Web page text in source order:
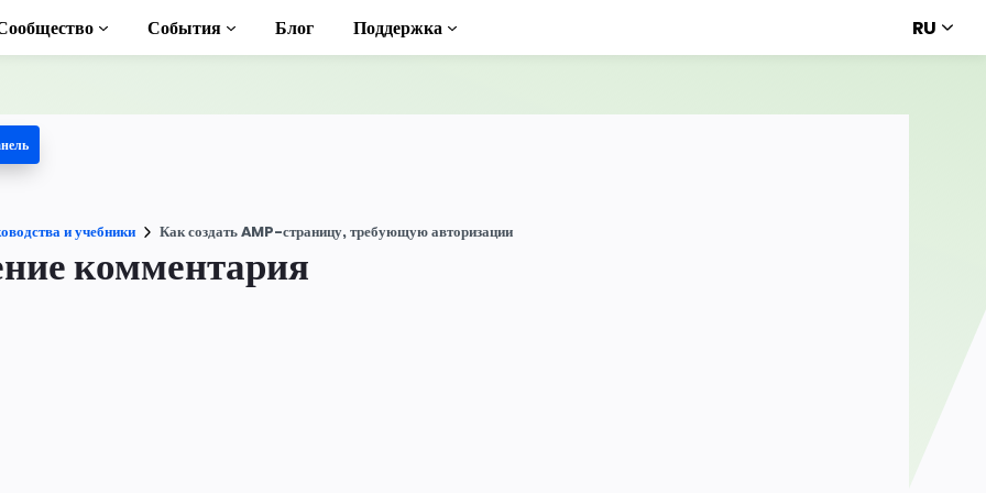
AMP
События Блог Поддержка RU
и учебники Как создать AMP-страницу, требующую авторизации
комментария